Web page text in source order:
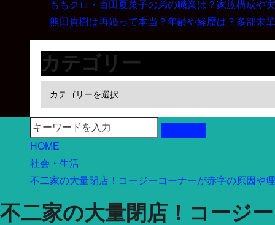
ももクロ・百田夏菜子の弟の職業は？家族構成や
熊田貴樹は再婚って本当？年齢や経歴は？多部未
カテゴリー
HOME
社会・生活
不二家の大量閉店！コージーコーナーが赤字の原因や
不二家の大量閉店！コージ